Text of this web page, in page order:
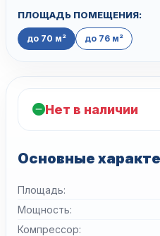
ПЛОЩАДЬ ПОМЕЩЕНИЯ:
до 70 м² до 76 м²
Нет в наличии
Основные
Площадь:
Мощность:
Компрессор: